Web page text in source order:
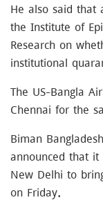
He also said that
the Institute of
Research on
institutional
The US-Bangla
Chennai for the
Biman
announced that
New Delhi to
on Friday.